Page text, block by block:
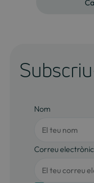
Nom
Correu electrònic